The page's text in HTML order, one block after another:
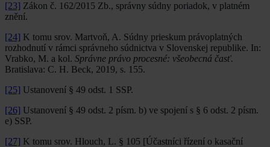
[23] Zákon č. 162/2015 Zb., správny súdny poriadok, v platném
znění.
[24] K tomu srov. Martvoň, A. Súdny prieskum právoplatných
rozhodnutí v rámci správneho súdnictva v Slovenskej republike. In:
Vrabko, M. a kol. Správne právo procesné: všeobecná časť.
Bratislava: C. H. Beck, 2019, s. 155.
[25] Ustanovení § 49 odst. 1 SSP.
[26] Ustanovení § 49 odst. 2 písm. b) ve spojení s § 6 odst. 2 písm.
e) SSP.
[27] K tomu srov. Hlouch, L. § 105 [Účastníci řízení o kasační